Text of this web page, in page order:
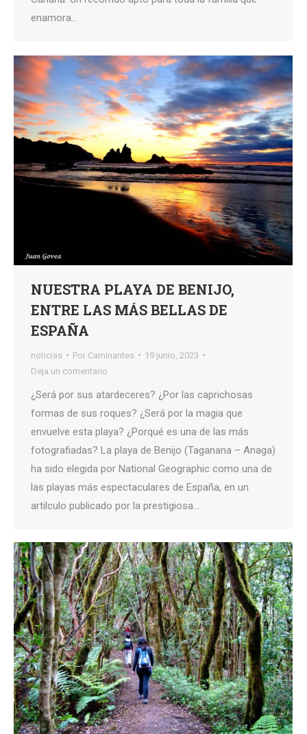
enamora…
NUESTRA PLAYA DE BENIJO,
ENTRE LAS MÁS BELLAS DE
ESPAÑA
noticias Por Caminantes
19 junio, 2023
Deja un comentario
¿Será por sus atardeceres? ¿Por las caprichosas
formas de sus roques? ¿Será por la magia que
envuelve esta playa? ¿Porqué es una de las más
fotografiadas? La playa de Benijo (Taganana – Anaga)
ha sido elegida por National Geographic como una de
las playas más espectaculares de España, en un
artilculo publicado por la prestigiosa…